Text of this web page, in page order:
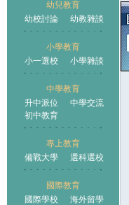
幼兒教育
幼校討論
幼教雜談
小學教育
小一選校
小學雜談
中學教育
升中派位
中學交流
初中教育
專上教育
備戰大學
選科選校
國際教育
國際學校
海外留學